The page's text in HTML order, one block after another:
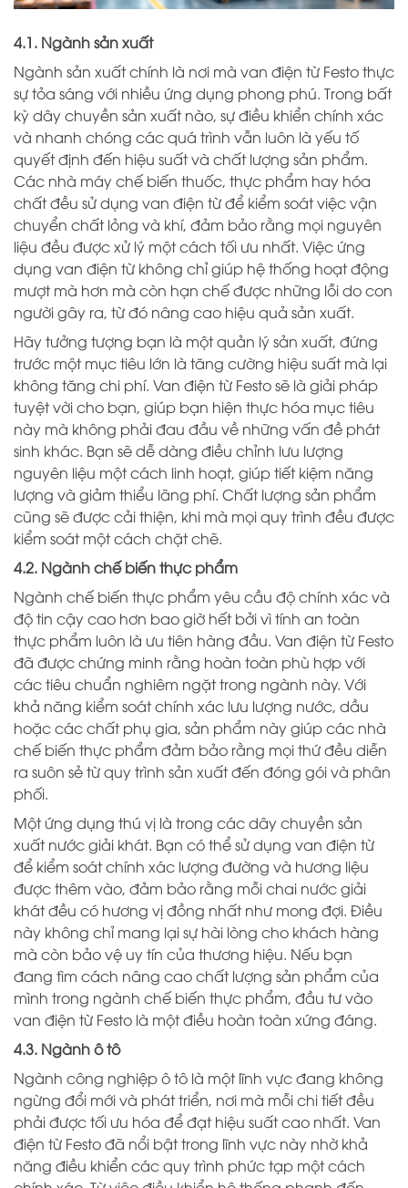
4.1. Ngành sản xuất
Ngành sản xuất chính là nơi mà van điện từ Festo thực
sự tỏa sáng với nhiều ứng dụng phong phú. Trong bất
kỳ dây chuyền sản xuất nào, sự điều khiển chính xác
và nhanh chóng các quá trình vẫn luôn là yếu tố
quyết định đến hiệu suất và chất lượng sản phẩm.
Các nhà máy chế biến thuốc, thực phẩm hay hóa
chất đều sử dụng van điện từ để kiểm soát việc vận
chuyển chất lỏng và khí, đảm bảo rằng mọi nguyên
liệu đều được xử lý một cách tối ưu nhất. Việc ứng
dụng van điện từ không chỉ giúp hệ thống hoạt động
mượt mà hơn mà còn hạn chế được những lỗi do con
người gây ra, từ đó nâng cao hiệu quả sản xuất.
Hãy tưởng tượng bạn là một quản lý sản xuất, đứng
trước một mục tiêu lớn là tăng cường hiệu suất mà lại
không tăng chi phí. Van điện từ Festo sẽ là giải pháp
tuyệt vời cho bạn, giúp bạn hiện thực hóa mục tiêu
này mà không phải đau đầu về những vấn đề phát
sinh khác. Bạn sẽ dễ dàng điều chỉnh lưu lượng
nguyên liệu một cách linh hoạt, giúp tiết kiệm năng
lượng và giảm thiểu lãng phí. Chất lượng sản phẩm
cũng sẽ được cải thiện, khi mà mọi quy trình đều được
kiểm soát một cách chặt chẽ.
4.2. Ngành chế biến thực phẩm
Ngành chế biến thực phẩm yêu cầu độ chính xác và
độ tin cậy cao hơn bao giờ hết bởi vì tính an toàn
thực phẩm luôn là ưu tiên hàng đầu. Van điện từ Festo
đã được chứng minh rằng hoàn toàn phù hợp với
các tiêu chuẩn nghiêm ngặt trong ngành này. Với
khả năng kiểm soát chính xác lưu lượng nước, dầu
hoặc các chất phụ gia, sản phẩm này giúp các nhà
chế biến thực phẩm đảm bảo rằng mọi thứ đều diễn
ra suôn sẻ từ quy trình sản xuất đến đóng gói và phân
phối.
Một ứng dụng thú vị là trong các dây chuyền sản
xuất nước giải khát. Bạn có thể sử dụng van điện từ
để kiểm soát chính xác lượng đường và hương liệu
được thêm vào, đảm bảo rằng mỗi chai nước giải
khát đều có hương vị đồng nhất như mong đợi. Điều
này không chỉ mang lại sự hài lòng cho khách hàng
mà còn bảo vệ uy tín của thương hiệu. Nếu bạn
đang tìm cách nâng cao chất lượng sản phẩm của
mình trong ngành chế biến thực phẩm, đầu tư vào
van điện từ Festo là một điều hoàn toàn xứng đáng.
4.3. Ngành ô tô
Ngành công nghiệp ô tô là một lĩnh vực đang không
ngừng đổi mới và phát triển, nơi mà mỗi chi tiết đều
phải được tối ưu hóa để đạt hiệu suất cao nhất. Van
điện từ Festo đã nổi bật trong lĩnh vực này nhờ khả
năng điều khiển các quy trình phức tạp một cách